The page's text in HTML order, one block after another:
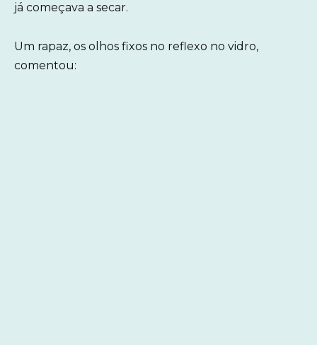
já começava a secar.
Um rapaz, os olhos fixos no reflexo no vidro,
comentou: